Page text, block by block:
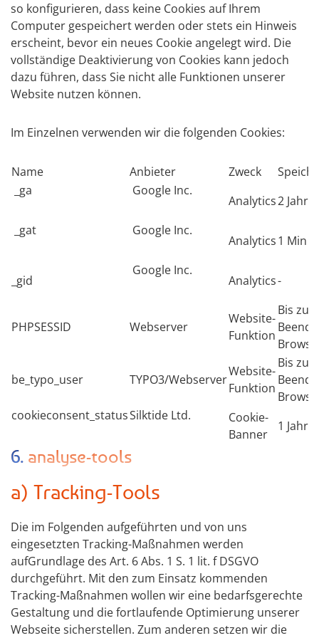
so konfigurieren, dass keine Cookies auf Ihrem
Computer gespeichert werden oder stets ein Hinweis
erscheint, bevor ein neues Cookie angelegt wird. Die
vollständige Deaktivierung von Cookies kann jedoch
dazu führen, dass Sie nicht alle Funktionen unserer
Website nutzen können.
Im Einzelnen verwenden wir die folgenden Cookies:
Name Anbieter Zweck
_ga
Google Inc.
Analytics2 Jahre
_gat
Google Inc.
Analytics1 Min
_gid
Google Inc.
Analytics-
PHPSESSID Webserver
Website-
Funktion
Bis zum
be_typo_user TYPO3/Webserver
Website-
Funktion
Bis zum
cookieconsent_statusSilktide Ltd.
Cookie-
Banner
1 Jahr
6. analyse-tools
a) Tracking-Tools
Die im Folgenden aufgeführten und von uns
eingesetzten Tracking-Maßnahmen werden
aufGrundlage des Art. 6 Abs. 1 S. 1 lit. f DSGVO
durchgeführt. Mit den zum Einsatz kommenden
Tracking-Maßnahmen wollen wir eine bedarfsgerechte
Gestaltung und die fortlaufende Optimierung unserer
Webseite sicherstellen. Zum anderen setzen wir die